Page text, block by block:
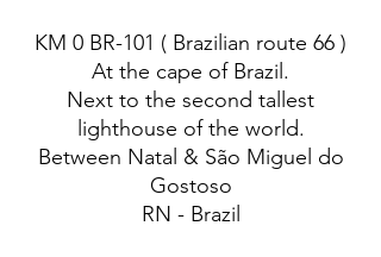
KM 0 BR-101 ( Brazilian route 66 )
At the cape of Brazil.
Next to the second tallest
lighthouse of the world.
Between Natal & São Miguel do
Gostoso
RN - Brazil